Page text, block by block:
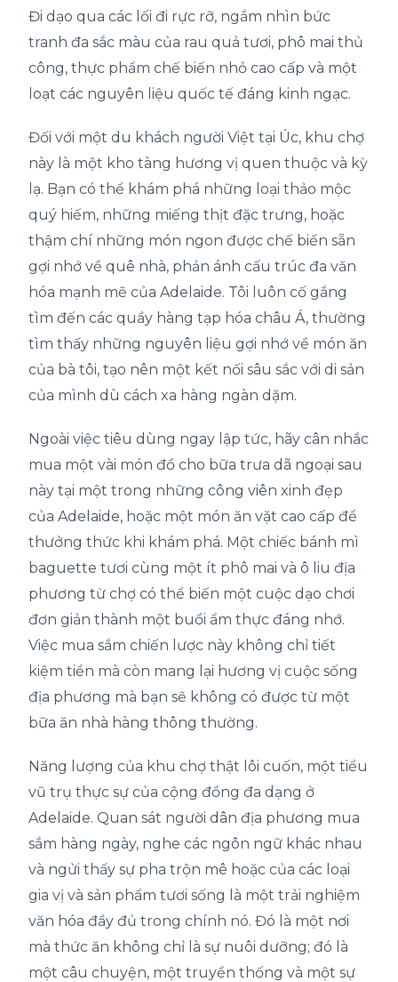
Đi dạo qua các lối đi rực rỡ, ngắm nhìn bức
tranh đa sắc màu của rau quả tươi, phô mai thủ
công, thực phẩm chế biến nhỏ cao cấp và một
loạt các nguyên liệu quốc tế đáng kinh ngạc.
Đối với một du khách người Việt tại Úc, khu chợ
này là một kho tàng hương vị quen thuộc và kỳ
lạ. Bạn có thể khám phá những loại thảo mộc
quý hiếm, những miếng thịt đặc trưng, hoặc
thậm chí những món ngon được chế biến sẵn
gợi nhớ về quê nhà, phản ánh cấu trúc đa văn
hóa mạnh mẽ của Adelaide. Tôi luôn cố gắng
tìm đến các quầy hàng tạp hóa châu Á, thường
tìm thấy những nguyên liệu gợi nhớ về món ăn
của bà tôi, tạo nên một kết nối sâu sắc với di sản
của mình dù cách xa hàng ngàn dặm.
Ngoài việc tiêu dùng ngay lập tức, hãy cân nhắc
mua một vài món đồ cho bữa trưa dã ngoại sau
này tại một trong những công viên xinh đẹp
của Adelaide, hoặc một món ăn vặt cao cấp để
thưởng thức khi khám phá. Một chiếc bánh mì
baguette tươi cùng một ít phô mai và ô liu địa
phương từ chợ có thể biến một cuộc dạo chơi
đơn giản thành một buổi ẩm thực đáng nhớ.
Việc mua sắm chiến lược này không chỉ tiết
kiệm tiền mà còn mang lại hương vị cuộc sống
địa phương mà bạn sẽ không có được từ một
bữa ăn nhà hàng thông thường.
Năng lượng của khu chợ thật lôi cuốn, một tiểu
vũ trụ thực sự của cộng đồng đa dạng ở
Adelaide. Quan sát người dân địa phương mua
sắm hàng ngày, nghe các ngôn ngữ khác nhau
và ngửi thấy sự pha trộn mê hoặc của các loại
gia vị và sản phẩm tươi sống là một trải nghiệm
văn hóa đầy đủ trong chính nó. Đó là một nơi
mà thức ăn không chỉ là sự nuôi dưỡng; đó là
một câu chuyện, một truyền thống và một sự